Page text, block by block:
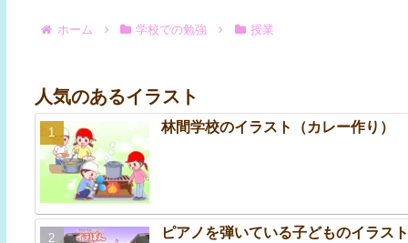
ホーム 学校での勉強 授業
人気のあるイラスト
林間学校のイラスト（カレー作り）
ピアノを弾いている子どものイラスト